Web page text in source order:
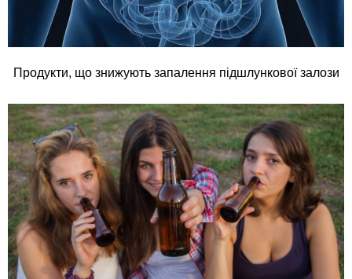
Продукти, що знижують запалення підшлункової залози